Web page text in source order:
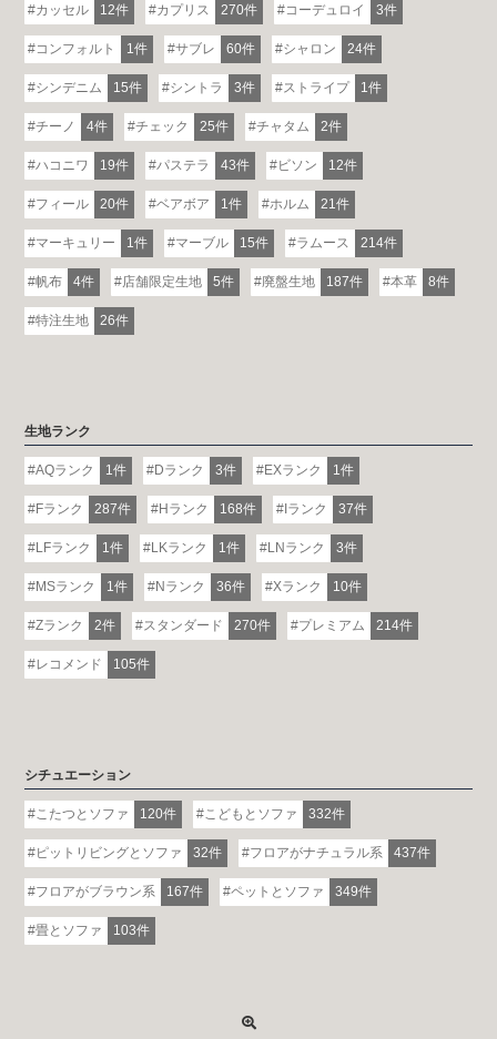
カッセル 12件 カプリス 270件 コーデュロイ 3件
コンフォルト 1件 サブレ 60件 シャロン 24件
シンデニム 15件 シントラ 3件 ストライプ 1件
チーノ 4件 チェック 25件 チャタム 2件
ハコニワ 19件 パステラ 43件 ビソン 12件
フィール 20件 ベアボア 1件 ホルム 21件
マーキュリー 1件 マーブル 15件 ラムース 214件
帆布 4件 店舗限定生地 5件 廃盤生地 187件 本革 8件
特注生地 26件
生地ランク
AQランク 1件 Dランク 3件 EXランク 1件
Fランク 287件 Hランク 168件 Iランク 37件
LFランク 1件 LKランク 1件 LNランク 3件
MSランク 1件 Nランク 36件 Xランク 10件
Zランク 2件 スタンダード 270件 プレミアム 214件
レコメンド 105件
シチュエーション
こたつとソファ 120件 こどもとソファ 332件
ピットリビングとソファ 32件 フロアがナチュラル系 437件
フロアがブラウン系 167件 ペットとソファ 349件
畳とソファ 103件